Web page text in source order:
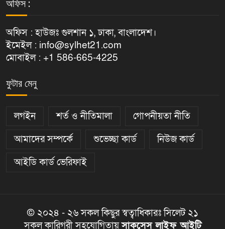
অফিস :
অফিস : হাউজঃ গুলশান ১, ঢাকা, বাংলাদেশ।
ইমেইল : info@sylhet21.com
মোবাইল : +1 586-665-4225
ফুটার মেনু
লগইন শর্ত ও নীতিমালা
গোপনীয়তা নীতি
আমাদের সম্পর্কে
শুভেচ্ছা কার্ড
নিউজ কার্ড
আইডি কার্ড ভেরিফাই
© ২০২৪ - ২৬ সকল কিছুর স্বত্বাধিকারঃ সিলেট ২১
সকল কারিগরী সহযোগিতায়সাকসেস লাইফ আইটি